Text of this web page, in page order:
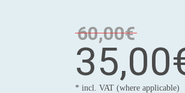
60,00€
* incl. VAT (where applicable)